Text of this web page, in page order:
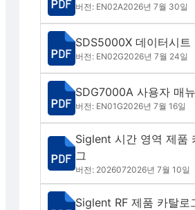
버전: EN02A2026년 7월 30일
SDS5000X 데이터시트
버전: EN02G2026년 7월 24일
SDG7000A 사용자 매
버전: EN01G2026년 7월 16일
Siglent 시간 영역 제품
그
버전: 2026072026년 7월 10일
Siglent RF 제품 카탈로